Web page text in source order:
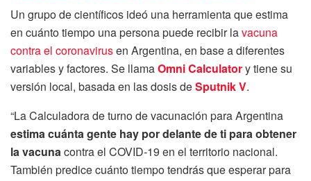
Un grupo de científicos ideó una herramienta que estima
en cuánto tiempo una persona puede recibir lavacuna
contra el coronavirusen Argentina, en base a diferentes
variables y factores. Se llamaOmni Calculatory tiene su
versión local, basada en las dosis deSputnik V.
“La Calculadora de turno de vacunación para Argentina
estima cuánta gente hay por delante de ti para obtener
la vacunacontra el COVID-19 en el territorio nacional.
También predice cuánto tiempo tendrás que esperar para